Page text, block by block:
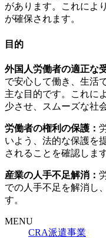
があります。これによ
が確保されます。
目的
外国人労働者の適正な
で安心して働き、生活
主な目的です。これに
少させ、スムーズな社
労働者の権利の保護：
いよう、法的な保護を
されることを確認します
産業の人手不足解消：
での人手不足を解消し
す。
MENU
CRA派遣事業